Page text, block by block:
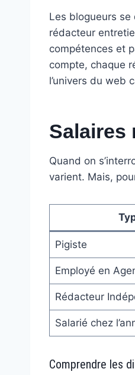
Les blogueurs
rédacteur
compétences et
compte, chaque
l’univers du web
Salaires
Quand on
varient. Mais,
Pigiste
Employé en
Rédacteur
Salarié chez
Comprendre les